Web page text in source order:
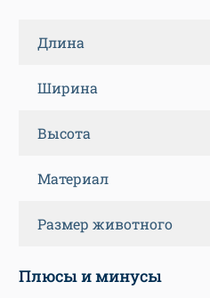
Длина
Ширина
Высота
Материал
Размер животного
Плюсы и минусы